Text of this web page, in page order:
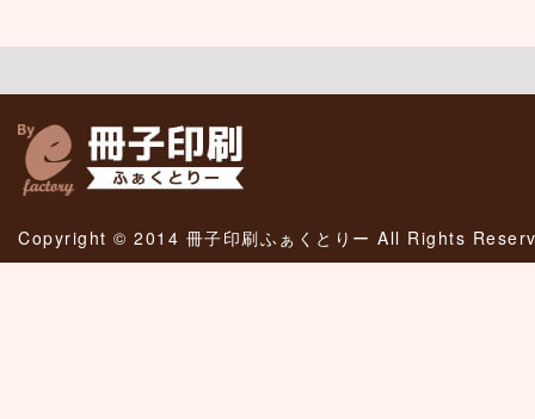
Copyright © 2014 冊子印刷ふぁくとりー All Rights